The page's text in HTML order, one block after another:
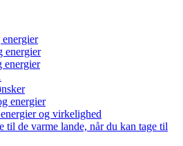
energier
energier
energier
og virkelighed
til de varme lande, når du kan tage til